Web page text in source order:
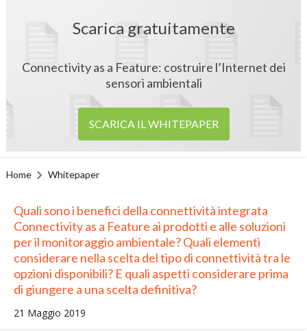
Scarica gratuitamente
Connectivity as a Feature: costruire l’Internet dei
sensori ambientali
SCARICA IL WHITEPAPER
Home Whitepaper
Quali sono i benefici della connettività integrata
Connectivity as a Feature ai prodotti e alle soluzioni
per il monitoraggio ambientale? Quali elementi
considerare nella scelta del tipo di connettività tra le
opzioni disponibili? E quali aspetti considerare prima
di giungere a una scelta definitiva?
21 Maggio 2019